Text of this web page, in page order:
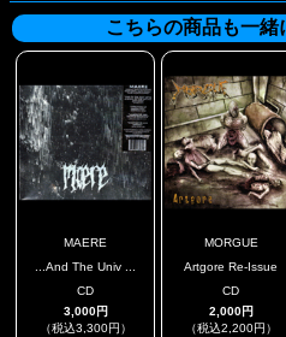
こちらの商品も一緒
MAERE
...And The Univ ...
CD
3,000円
（税込3,300円）
MORGUE
Artgore Re-Issue
CD
2,000円
（税込2,200円）